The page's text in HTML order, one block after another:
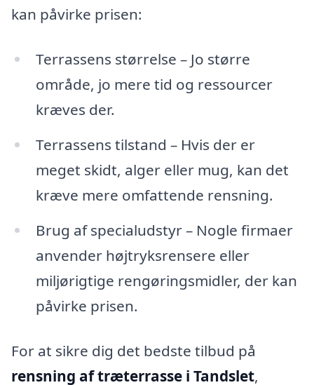
kan påvirke prisen:
Terrassens størrelse – Jo større
område, jo mere tid og ressourcer
kræves der.
Terrassens tilstand – Hvis der er
meget skidt, alger eller mug, kan det
kræve mere omfattende rensning.
Brug af specialudstyr – Nogle firmaer
anvender højtryksrensere eller
miljørigtige rengøringsmidler, der kan
påvirke prisen.
For at sikre dig det bedste tilbud på
rensning af træterrasse i Tandslet,